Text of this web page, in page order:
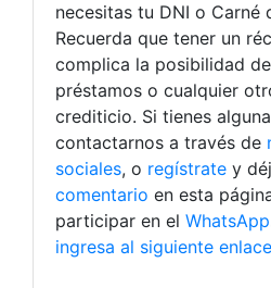
necesitas tu DNI o Carné
Recuerda que tener un
complica la posibilidad
préstamos o cualquier
crediticio. Si tienes
contactarnos a través de
sociales, o regístrate y
comentario en esta
participar en el WhatsApp
ingresa al siguiente enlace